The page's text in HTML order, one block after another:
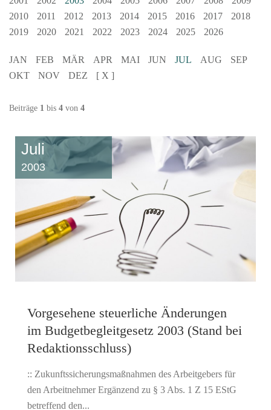
2010
2011 2012 2013 2014 2015 2016 2017
2018
2019
2020 2021 2022 2023 2024 2025 2026
JAN FEB MÄR APR MAI JUN JUL AUG
SEP
OKT
NOV DEZ [ X ]
Beiträge 1 bis 4 von 4
Juli
2003
Vorgesehene steuerliche Änderungen
im Budgetbegleitgesetz 2003 (Stand bei
Redaktionsschluss)
:: Zukunftssicherungsmaßnahmen des Arbeitgebers für
den Arbeitnehmer Ergänzend zu § 3 Abs. 1 Z 15 EStG
betreffend den...